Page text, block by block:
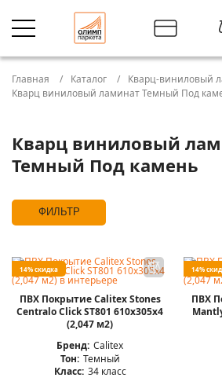
Главная Каталог
Кварц-виниловый
Кварц виниловый ламинат Темный Под
Кварц виниловый
Темный Под камень
ФИЛЬТР
14% скидка
ПВХ Покрытие Calitex Stones
Centralo Click ST801 610x305x4
(2,047 м2)
Бренд: Calitex
Тон: Темный
Класс: 34 класс
14%
ПВХ